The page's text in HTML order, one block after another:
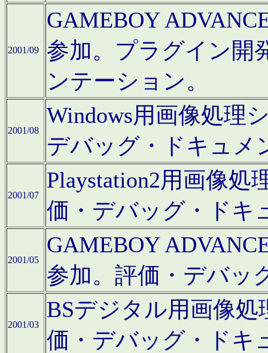
2001/09
GAMEBOY
参加。プラグイン開
ンテーション。
2001/08
Windows用画像処理
デバッグ・ドキュメ
2001/07
Playstation2用画像
価・デバッグ・ドキ
2001/05
GAMEBOY
参加。評価・デバッ
2001/03
BSデジタル用画像
価・デバッグ・ドキ